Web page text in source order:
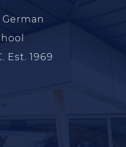
German
Est. 1969